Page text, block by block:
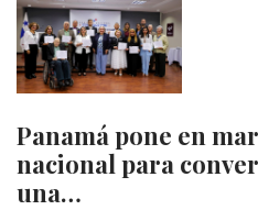
Panamá pone en
nacional para
una…